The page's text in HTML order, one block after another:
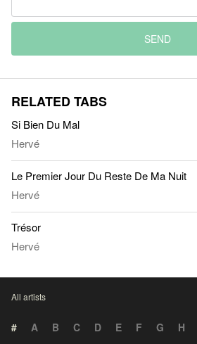
SEND
RELATED TABS
Si Bien Du Mal
Hervé
Le Premier Jour Du Reste De Ma Nuit
Hervé
Trésor
Hervé
All artists
# A B C D E F G H